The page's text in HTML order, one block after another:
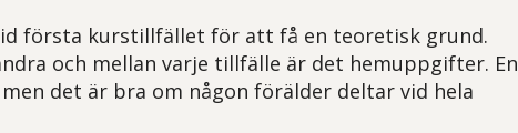
första kurstillfället för att få en teoretisk grund.
och mellan varje tillfälle är det hemuppgifter. En
det är bra om någon förälder deltar vid hela